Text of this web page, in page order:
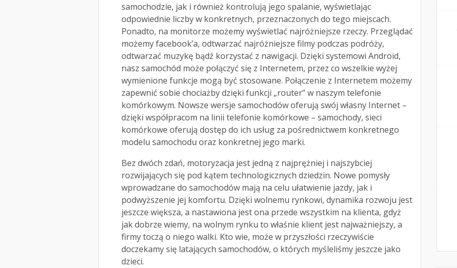
samochodzie, jak i również kontrolują jego spalanie, wyświetlając
odpowiednie liczby w konkretnych, przeznaczonych do tego miejscach.
Ponadto, na monitorze możemy wyświetlać najróżniejsze rzeczy. Przeglądać
możemy facebook’a, odtwarzać najróżniejsze filmy podczas podróży,
odtwarzać muzykę bądź korzystać z nawigacji. Dzięki systemowi Android,
nasz samochód może połączyć się z Internetem, przez co wszelkie wyżej
wymienione funkcje mogą być stosowane. Połączenie z Internetem możemy
zapewnić sobie chociażby dzięki funkcji „router” w naszym telefonie
komórkowym. Nowsze wersje samochodów oferują swój własny Internet –
dzięki współpracom na linii telefonie komórkowe – samochody, sieci
komórkowe oferują dostęp do ich usług za pośrednictwem konkretnego
modelu samochodu oraz konkretnej jego marki.
Bez dwóch zdań, motoryzacja jest jedną z najprężniej i najszybciej
rozwijających się pod kątem technologicznych dziedzin. Nowe pomysły
wprowadzane do samochodów mają na celu ułatwienie jazdy, jak i
podwyższenie jej komfortu. Dzięki wolnemu rynkowi, dynamika rozwoju jest
jeszcze większa, a nastawiona jest ona przede wszystkim na klienta, gdyż
jak dobrze wiemy, na wolnym rynku to właśnie klient jest najważniejszy, a
firmy toczą o niego walki. Kto wie, może w przyszłości rzeczywiście
doczekamy się latających samochodów, o których myśleliśmy jeszcze jako
dzieci.